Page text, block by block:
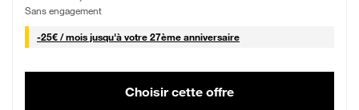
Sans engagement
-25€ / mois25 € par mois
jusqu'à votre 27ème anniversaire
Choisir cette offre